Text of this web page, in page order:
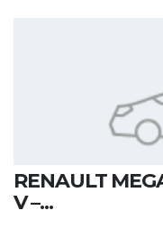
RENAULT
V –...